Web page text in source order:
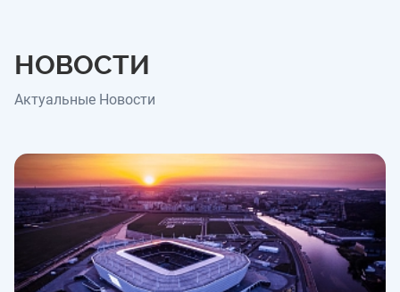
НОВОСТИ
Актуальные Новости